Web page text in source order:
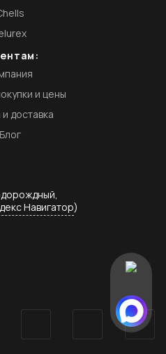
и цены
доставка
Блог
Навигатор)